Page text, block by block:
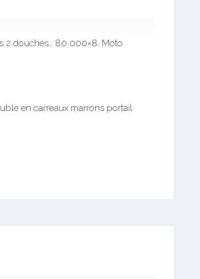
2 douches… 80 000×8. Moto
en carreaux marrons portail